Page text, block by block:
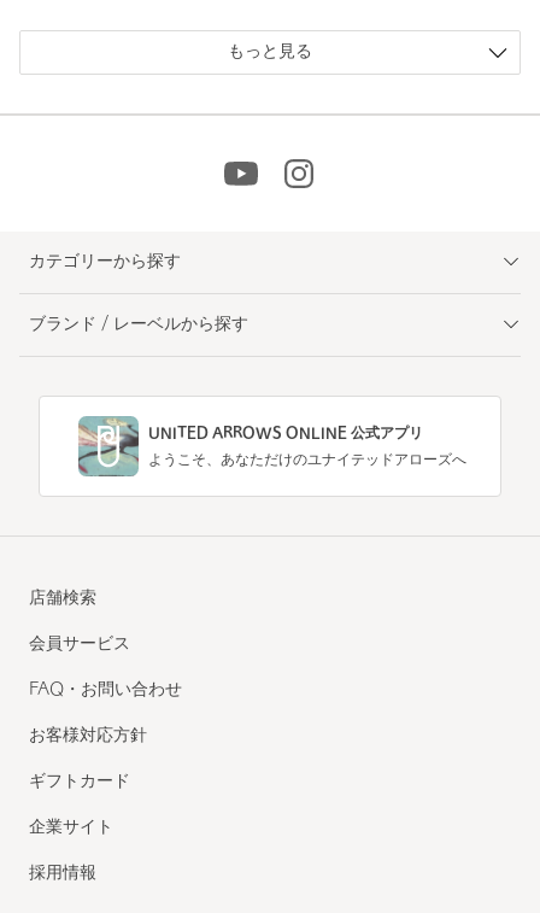
もっと見る
カテゴリーから探す
ブランド / レーベルから探す
UNITED ARROWS ONLINE 公式アプリ
ようこそ、あなただけのユナイテッドアローズへ
店舗検索
会員サービス
FAQ・お問い合わせ
お客様対応方針
ギフトカード
企業サイト
採用情報